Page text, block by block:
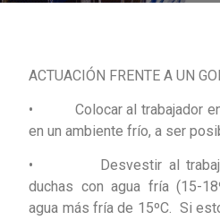
ACTUACIÓN FRENTE A UN
• Colocar al trabajador en
en un ambiente frío, a ser
• Desvestir al
duchas con agua fría (15-
agua más fría de 15ºC. Si